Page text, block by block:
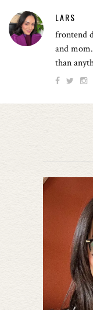
LARS
frontend
and
than